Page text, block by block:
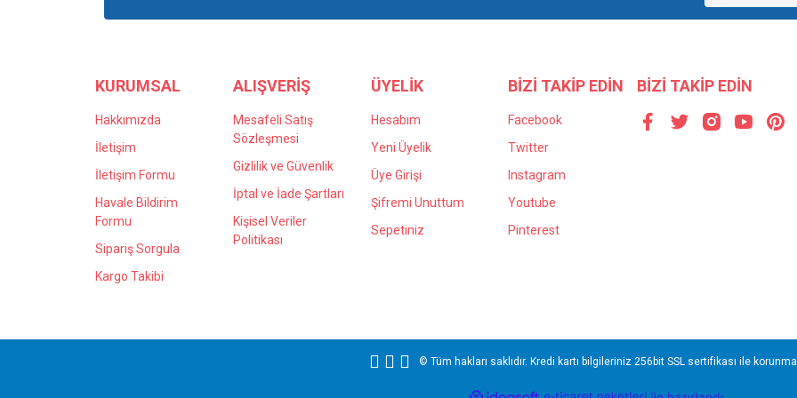
Bu ürüne benzer farklı alternatifler olmalı.
KURUMSAL
Hakkımızda
İletişim
İletişim Formu
Havale Bildirim
Formu
Sipariş Sorgula
Kargo Takibi
ALIŞVERİŞ
Mesafeli Satış
Sözleşmesi
Gizlilik ve Güvenlik
İptal ve İade Şartları
Kişisel Veriler
Politikası
ÜYELİK
Hesabım
Yeni Üyelik
Üye Girişi
Şifremi Unuttum
Sepetiniz
BİZİ TAKİP EDİN
Facebook
Twitter
Instagram
Youtube
Pinterest
BİZİ TAKİP EDİN
© Tüm hakları saklıdır. Kredi kartı bilgileriniz 256bit SSL sertifikası ile